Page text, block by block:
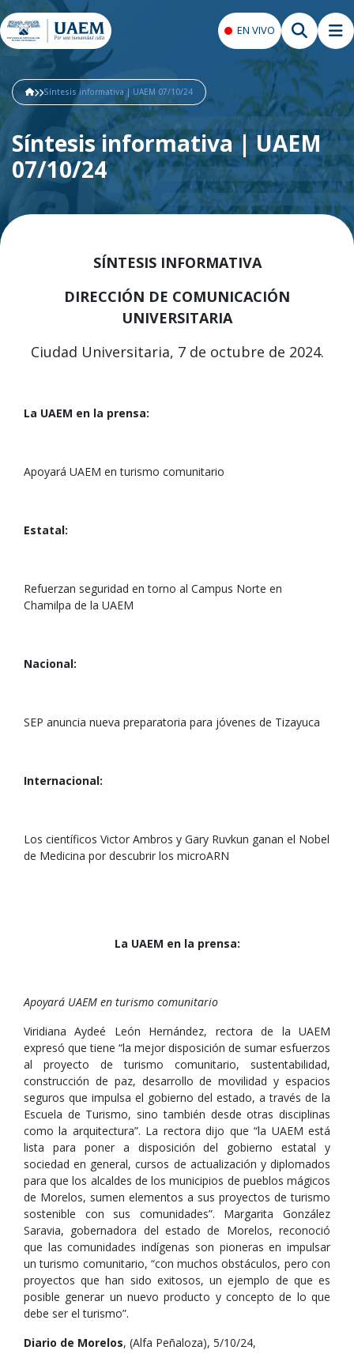
EN VIVO
Síntesis informativa | UAEM 07/10/24
Síntesis informativa | UAEM
07/10/24
SÍNTESIS INFORMATIVA
DIRECCIÓN DE COMUNICACIÓN
UNIVERSITARIA
Ciudad Universitaria, 7 de octubre de 2024.
La UAEM en la prensa:
Apoyará UAEM en turismo comunitario
Estatal:
Refuerzan seguridad en torno al Campus Norte en
Chamilpa de la UAEM
Nacional:
SEP anuncia nueva preparatoria para jóvenes de Tizayuca
Internacional:
Los científicos Victor Ambros y Gary Ruvkun ganan el Nobel
de Medicina por descubrir los microARN
La UAEM en la prensa:
Apoyará UAEM en turismo comunitario
Viridiana Aydeé León Hernández, rectora de la UAEM
expresó que tiene “la mejor disposición de sumar esfuerzos
al proyecto de turismo comunitario, sustentabilidad,
construcción de paz, desarrollo de movilidad y espacios
seguros que impulsa el gobierno del estado, a través de la
Escuela de Turismo, sino también desde otras disciplinas
como la arquitectura”. La rectora dijo que “la UAEM está
lista para poner a disposición del gobierno estatal y
sociedad en general, cursos de actualización y diplomados
para que los alcaldes de los municipios de pueblos mágicos
de Morelos, sumen elementos a sus proyectos de turismo
sostenible con sus comunidades”. Margarita González
Saravia, gobernadora del estado de Morelos, reconoció
que las comunidades indígenas son pioneras en impulsar
un turismo comunitario, “con muchos obstáculos, pero con
proyectos que han sido exitosos, un ejemplo de que es
posible generar un nuevo producto y concepto de lo que
debe ser el turismo”.
Diario de Morelos, (Alfa Peñaloza), 5/10/24,